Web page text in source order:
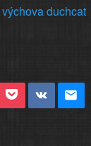
výchovaduchcat